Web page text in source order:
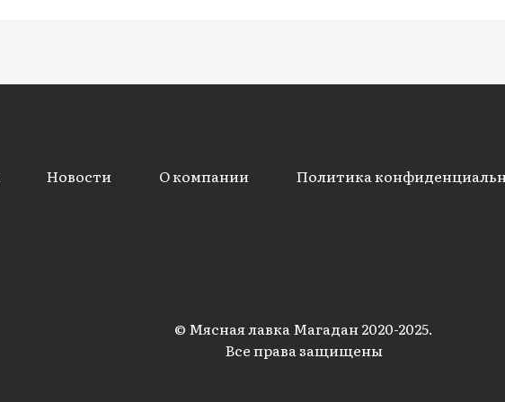
Новости О компании Политика
© Мясная лавка Магадан 2020-2025.
Все права защищены